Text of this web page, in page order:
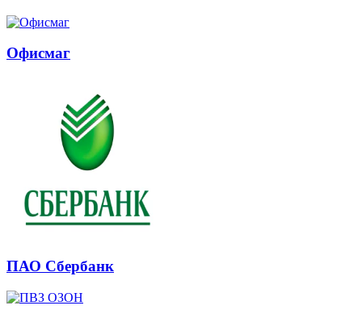
Офисмаг
ПАО Сбербанк